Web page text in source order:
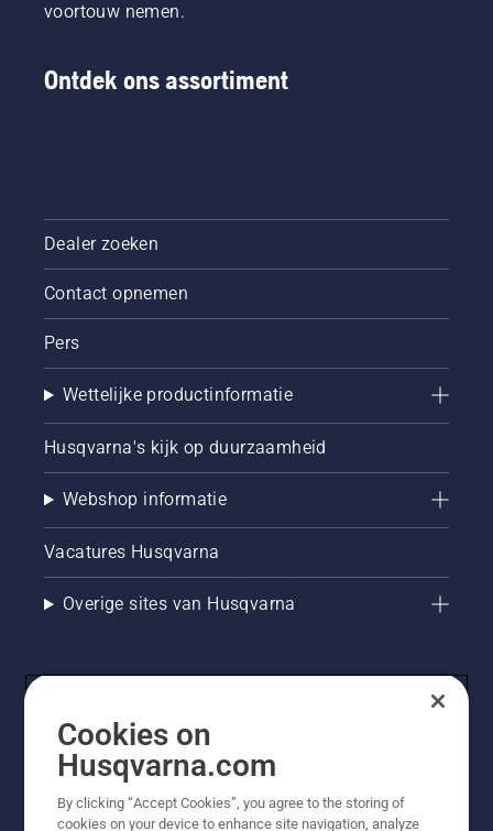
voortouw nemen.
Ontdek ons assortiment
Dealer zoeken
Contact opnemen
Pers
Wettelijke productinformatie
Husqvarna's kijk op duurzaamheid
Webshop informatie
Vacatures Husqvarna
Overige sites van Husqvarna
Cookies on
Husqvarna.com
By clicking “Accept Cookies”, you agree to the storing of
cookies on your device to enhance site navigation, analyze